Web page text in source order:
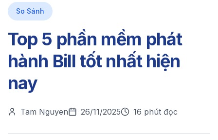
So Sánh
Top 5 phần mềm phát
hành Bill tốt nhất hiện
nay
Tam Nguyen 26/11/2025 16 phút đọc